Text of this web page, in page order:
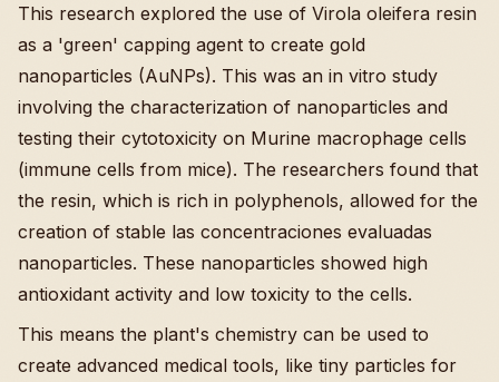
This research explored the use of Virola oleifera resin
as a 'green' capping agent to create gold
nanoparticles (AuNPs). This was an in vitro study
involving the characterization of nanoparticles and
testing their cytotoxicity on Murine macrophage cells
(immune cells from mice). The researchers found that
the resin, which is rich in polyphenols, allowed for the
creation of stable las concentraciones evaluadas
nanoparticles. These nanoparticles showed high
antioxidant activity and low toxicity to the cells.
This means the plant's chemistry can be used to
create advanced medical tools, like tiny particles for